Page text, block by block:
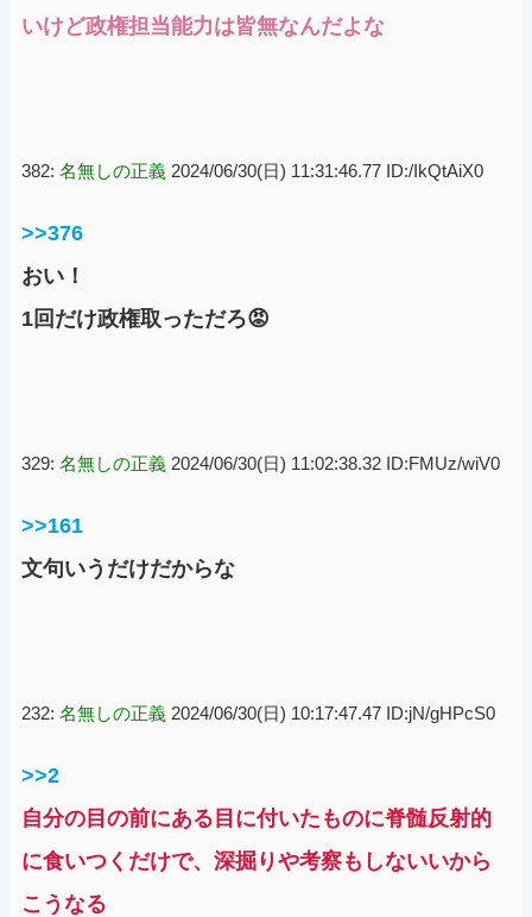
いけど政権担当能力は皆無なんだよな
382: 名無しの正義 2024/06/30(日) 11:31:46.77 ID:/IkQtAiX0
>>376
おい！
1回だけ政権取っただろ😡
329: 名無しの正義 2024/06/30(日) 11:02:38.32 ID:FMUz/wiV0
>>161
文句いうだけだからな
232: 名無しの正義 2024/06/30(日) 10:17:47.47 ID:jN/gHPcS0
>>2
自分の目の前にある目に付いたものに脊髄反射的
に食いつくだけで、深掘りや考察もしないいから
こうなる